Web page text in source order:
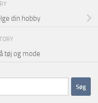
din hobby
tøj og mode